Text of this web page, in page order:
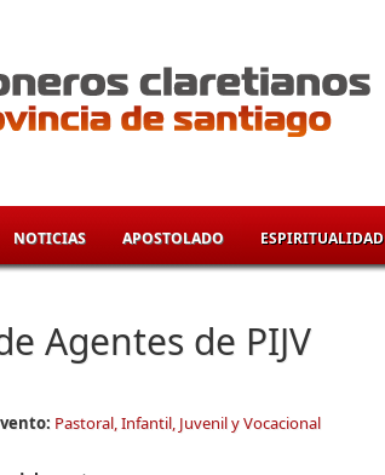
NOTICIAS APOSTOLADO ESPIRITUALIDAD
aquíAgentes de PIJV
Pastoral, Infantil, Juvenil y Vocacional